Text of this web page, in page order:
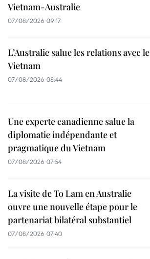
Vietnam-Australie
07/08/2026 09:17
L’Australie salue les relations avec le
Vietnam
07/08/2026 08:44
Une experte canadienne salue la
diplomatie indépendante et
pragmatique du Vietnam
07/08/2026 07:54
La visite de To Lam en Australie
ouvre une nouvelle étape pour le
partenariat bilatéral substantiel
07/08/2026 07:40